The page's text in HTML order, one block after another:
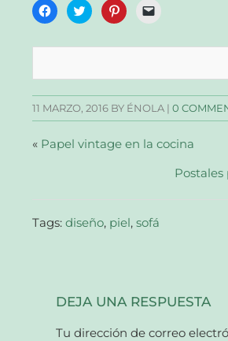
Haz
clic
en
abre
una
ventana
nueva)
Haz
clic
en
abre
una
ventana
nueva)
Haz
clic
en
abre
una
ventana
nueva)
Haz
clic
un
correo
a
un
amigo
abre
en
ventana
11 MARZO, 2016 BY ÉNOLA |0
« Papel vintage en la cocina
Tags:diseño, piel,sofá
DEJA UNA RESPUESTA
Tu dirección de correo